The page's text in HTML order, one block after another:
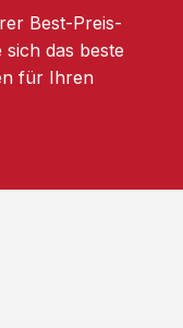
Best-Preis-
das beste
für Ihren